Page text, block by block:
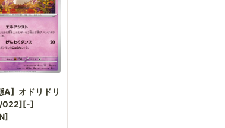
A】オドリドリ
022][-]